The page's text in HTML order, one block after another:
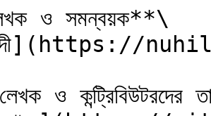
ও সমন্বয়ক**\
ও কন্ট্রিবিউটরদের